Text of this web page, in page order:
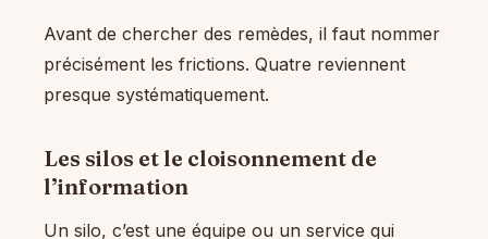
Avant de chercher des remèdes, il faut nommer
précisément les frictions. Quatre reviennent
presque systématiquement.
Les silos et le cloisonnement de
l’information
Un silo, c’est une équipe ou un service qui